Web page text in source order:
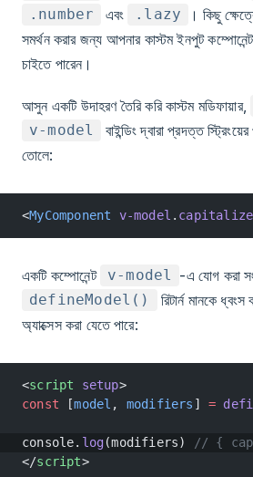
.number এবং .lazy
। কিছু
সমর্থন করার জন্য আপনার কাস্টম ইনপুট
চাইতে পারেন।
আসুন একটি উদাহরণ তৈরি করি কাস্টম মডিফায়ার,
v-model
বাইন্ডিং দ্বারা প্রদত্ত
তোলে:
<MyComponent v-model . capitalize
একটি কম্পোনেন্ট v-model -এ যোগ করা
defineModel()
রিটার্ন মানকে
অ্যাক্সেস করা যেতে পারে:
<script setup>
const [model , modifiers ] =
console. log(modifiers)
// {
</script>